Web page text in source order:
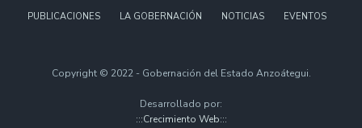
PUBLICACIONES LA GOBERNACIÓN NOTICIAS EVENTOS
Copyright © 2022 - Gobernación del Estado Anzoátegui.
Desarrollado por:
:::Crecimiento Web:::